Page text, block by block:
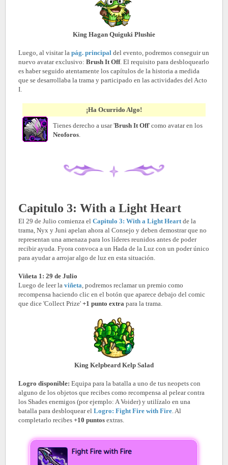
King Hagan Quiguki Plushie
Luego, al visitar la pág. principal del evento, podremos conseguir un
nuevo avatar exclusivo: Brush It Off. El requisito para desbloquearlo
es haber seguido atentamente los capítulos de la historia a medida
que se desarrollaba la trama y participado en las actividades del Acto
I.
¡Ha Ocurrido Algo!
Tienes derecho a usar 'Brush It Off' como avatar en los
Neoforos
Capitulo 3: With a Light Heart
El 29 de Julio comienza el Capitulo 3: With a Light Heart de la
trama, Nyx y Juni apelan ahora al Consejo y deben demostrar que no
representan una amenaza para los líderes reunidos antes de poder
recibir ayuda. Fyora convoca a un Hada de la Luz con un poder único
para ayudar a arrojar algo de luz en esta situación.
Viñeta 1: 29 de Julio
Luego de leer la viñeta , podremos reclamar un premio como
recompensa haciendo clic en el botón que aparece debajo del comic
que dice 'Collect Prize' +1 punto extra para la trama.
King Kelpbeard Kelp Salad
Logro disponible: Equipa para la batalla a uno de tus neopets con
alguno de los objetos que recibes como recompensa al pelear contra
los Shades enemigos (por ejemplo: A Voider) y utilízalo en una
batalla para desbloquear el Logro: Fight Fire with Fire . Al
completarlo recibes +10 puntos extras.